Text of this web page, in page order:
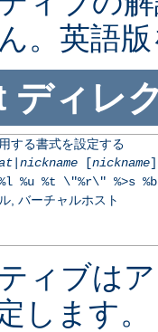
。英語
ディレ
する書式を設定する
| nickname[nickname]
%u %t \"%r\" %>s
, バーチャルホスト
ィブは
します。